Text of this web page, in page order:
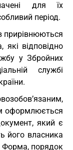
для їх
період.
прирівнюються
які відповідно
у Збройних
службі
оформлюється
який є
його власника
Форма, порядок